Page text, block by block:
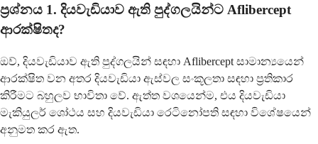
ප්‍රශ්නය 1. දියවැඩියාව ඇති පුද්ගලයින්ට Aflibercept
ආරක්ෂිතද?
ඔව්, දියවැඩියාව ඇති පුද්ගලයින් සඳහා Aflibercept සාමාන්‍යයෙන්
ආරක්ෂිත වන අතර දියවැඩියා ඇස්වල සංකූලතා සඳහා ප්‍රතිකාර
කිරීමට බහුලව භාවිතා වේ. ඇත්ත වශයෙන්ම, එය දියවැඩියා
මැකියුලර් ශෝථය සහ දියවැඩියා රෙටිනෝපති සඳහා විශේෂයෙන්
අනුමත කර ඇත.